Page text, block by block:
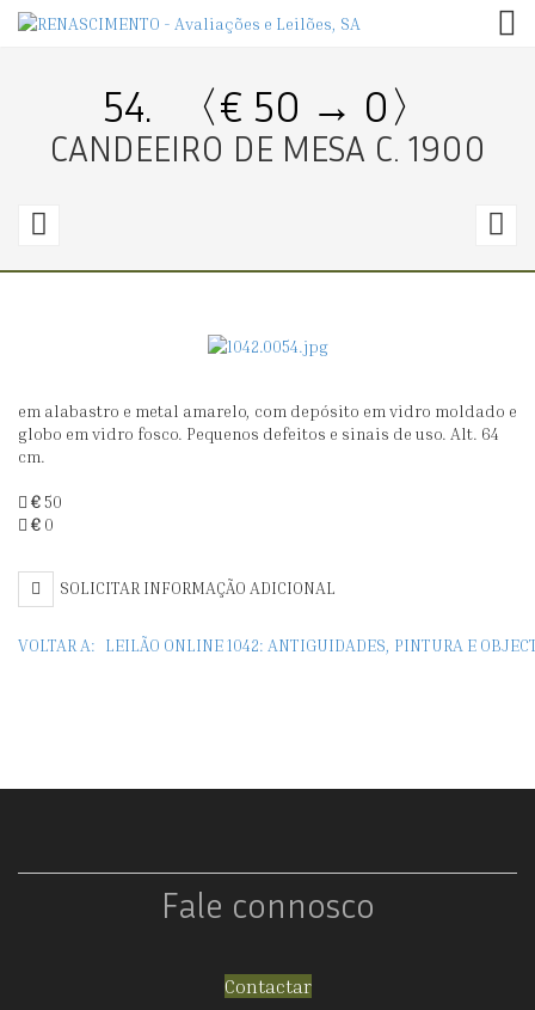
54. 〈€ 50 → 0〉
CANDEEIRO DE MESA C. 1900
〈€
SALVA
APARATO
em alabastro e metal amarelo, com depósito em vidro moldado e
globo em vidro fosco. Pequenos defeitos e sinais de uso. Alt. 64
cm.
€50
€ 0
SOLICITAR INFORMAÇÃO ADICIONAL
VOLTAR A: LEILÃO ONLINE 1042: ANTIGUIDADES, PINTURA E
Fale connosco
Contactar